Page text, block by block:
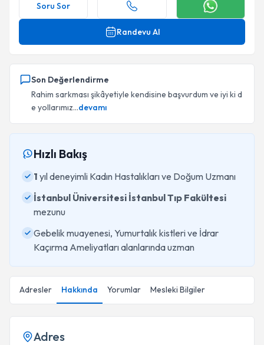
Soru Sor
Randevu Al
Son Değerlendirme
Rahim sarkması şikâyetiyle kendisine başvurdum ve iyi ki d
e yollarımız...devamı
Hızlı Bakış
1 yıl deneyimli Kadın Hastalıkları ve Doğum Uzmanı
İstanbul Üniversitesi İstanbul Tıp Fakültesi
mezunu
Gebelik muayenesi, Yumurtalık kistleri ve İdrar
Kaçırma Ameliyatları alanlarında uzman
Adresler Hakkında Yorumlar Mesleki Bilgiler
Adres